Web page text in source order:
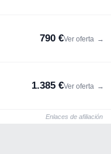
790 €Ver oferta →
1.385 €Ver oferta →
Enlaces de afiliación